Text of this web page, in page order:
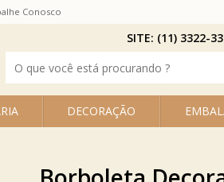
DECORAÇÃO
Conosco
SITE: (11) 3322-